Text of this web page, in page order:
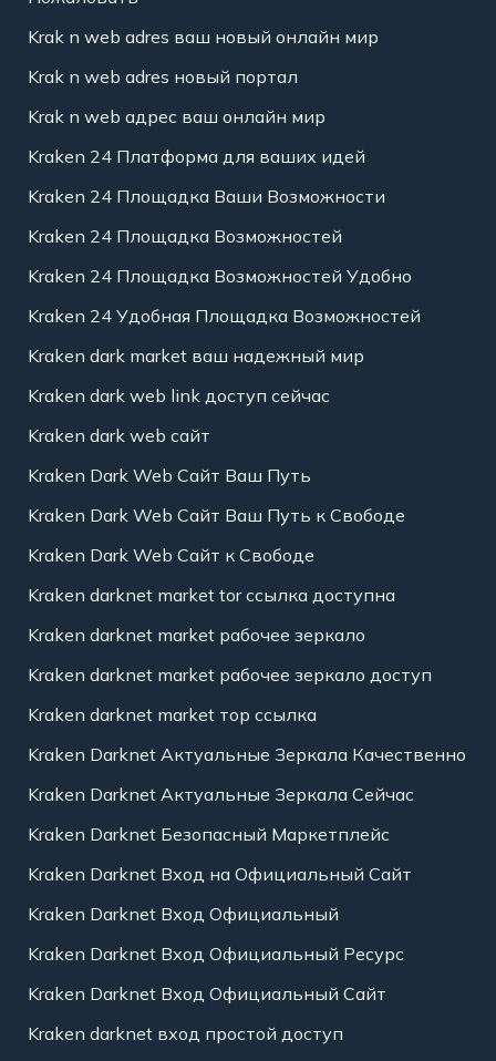
Krak n web adres ваш новый онлайн мир
Krak n web adres новый портал
Krak n web адрес ваш онлайн мир
Kraken 24 Платформа для ваших идей
Kraken 24 Площадка Ваши Возможности
Kraken 24 Площадка Возможностей
Kraken 24 Площадка Возможностей Удобно
Kraken 24 Удобная Площадка Возможностей
Kraken dark market ваш надежный мир
Kraken dark web link доступ сейчас
Kraken dark web сайт
Kraken Dark Web Сайт Ваш Путь
Kraken Dark Web Сайт Ваш Путь к Свободе
Kraken Dark Web Сайт к Свободе
Kraken darknet market tor ссылка доступна
Kraken darknet market рабочее зеркало
Kraken darknet market рабочее зеркало доступ
Kraken darknet market тор ссылка
Kraken Darknet Актуальные Зеркала Качественно
Kraken Darknet Актуальные Зеркала Сейчас
Kraken Darknet Безопасный Маркетплейс
Kraken Darknet Вход на Официальный Сайт
Kraken Darknet Вход Официальный
Kraken Darknet Вход Официальный Ресурс
Kraken Darknet Вход Официальный Сайт
Kraken darknet вход простой доступ